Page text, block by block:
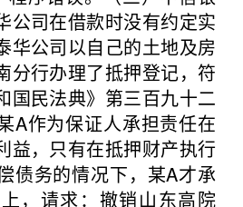
公司在借款时没有约定实
华公司以自己的土地及房
分行办理了抵押登记，符
国民法典》第三百九十二
A作为保证人承担责任在
益，只有在抵押财产执行
债务的情况下，某A才承
，请求：撤销山东高院